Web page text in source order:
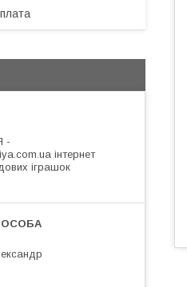
-
інтернет
іграшок